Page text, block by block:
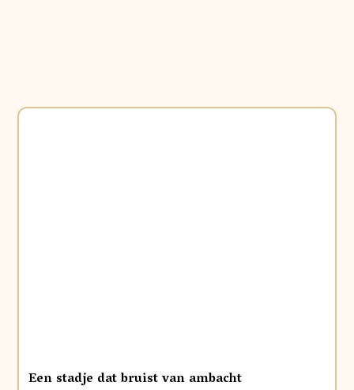
Een stadje dat bruist van ambacht